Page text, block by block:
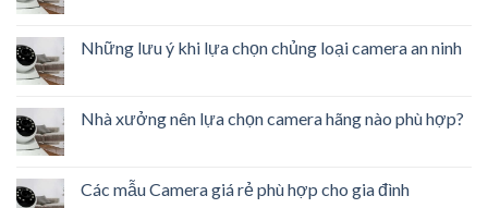
Những lưu ý khi lựa chọn chủng loại camera an ninh
Nhà xưởng nên lựa chọn camera hãng nào phù hợp?
Các mẫu Camera giá rẻ phù hợp cho gia đình